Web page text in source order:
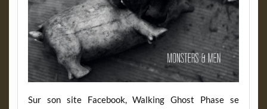
Sur son site Facebook, Walking Ghost Phase se